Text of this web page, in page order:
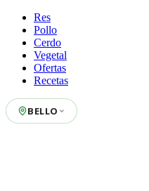
Res
Pollo
Cerdo
Vegetal
Ofertas
Recetas
BELLO